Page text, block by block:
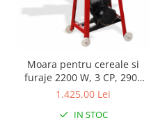
Proiectoare & lampi de lucru
Veioze si Lampi
Cantare comerciale
Cantare Corporale
Aparate de spalat cu presiune si
Moara pentru cereale si
furaje 2200 W, 3 CP, 2900
rot/min, 600 kg/h MHK-20
1.425,00 Lei
IN STOC